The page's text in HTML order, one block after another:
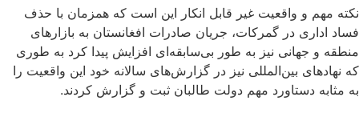
نکته مهم و واقعیت غیر قابل انکار این است که همزمان با حذف
فساد اداری در گمرکات، جریان صادرات افغانستان به بازارهای
منطقه و جهانی نیز به طور بی‌سابقه‌ای افزایش پیدا کرد به طوری
که نهادهای بین‌المللی نیز در گزارش‌های سالانه خود این واقعیت را
به مثابه دستاورد مهم دولت طالبان ثبت و گزارش کردند.